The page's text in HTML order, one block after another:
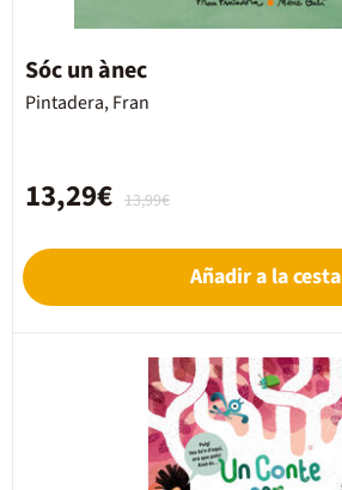
Sóc un ànec
Pintadera, Fran
13,99€
13,29€
Añadir a la cesta